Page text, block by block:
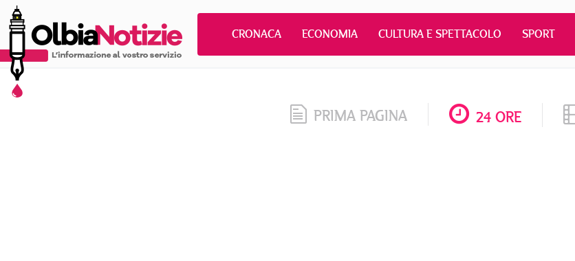
CRONACA ECONOMIA CULTURA E SPETTACOLO SPORT
PRIMA PAGINA 24 ORE